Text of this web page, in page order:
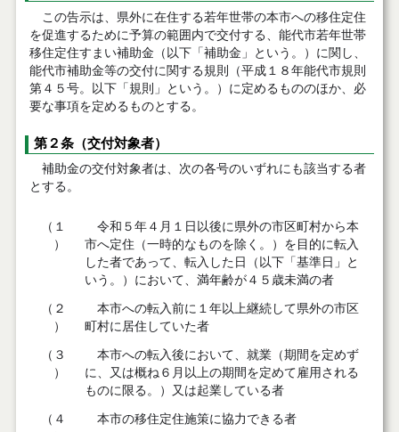
この告示は、県外に在住する若年世帯の本市への移住定住
を促進するために予算の範囲内で交付する、能代市若年世帯
移住定住すまい補助金（以下「補助金」という。）に関し、
能代市補助金等の交付に関する規則（平成１８年能代市規則
第４５号。以下「規則」という。）に定めるもののほか、必
要な事項を定めるものとする。
第２条（交付対象者）
補助金の交付対象者は、次の各号のいずれにも該当する者
とする。
（１
）
令和５年４月１日以後に県外の市区町村から本
市へ定住（一時的なものを除く。）を目的に転入
した者であって、転入した日（以下「基準日」と
いう。）において、満年齢が４５歳未満の者
（２
）
本市への転入前に１年以上継続して県外の市区
町村に居住していた者
（３
）
本市への転入後において、就業（期間を定めず
に、又は概ね６月以上の期間を定めて雇用される
ものに限る。）又は起業している者
（４
本市の移住定住施策に協力できる者